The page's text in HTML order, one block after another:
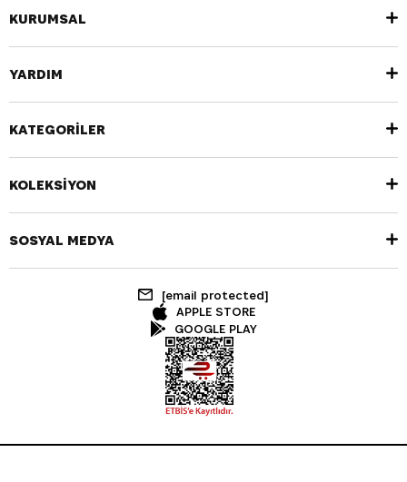
KURUMSAL
YARDIM
KATEGORİLER
KOLEKSİYON
SOSYAL MEDYA
[email protected]
APPLE STORE
GOOGLE PLAY